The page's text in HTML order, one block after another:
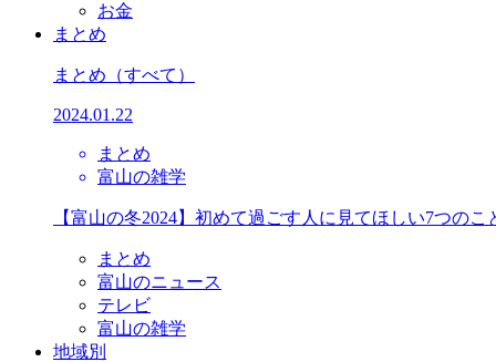
お金
まとめ
まとめ （すべて）
2024.01.22
まとめ
富山の雑学
【富山の冬2024】初めて過ごす人に見てほしい7つのこ
まとめ
富山のニュース
テレビ
富山の雑学
地域別